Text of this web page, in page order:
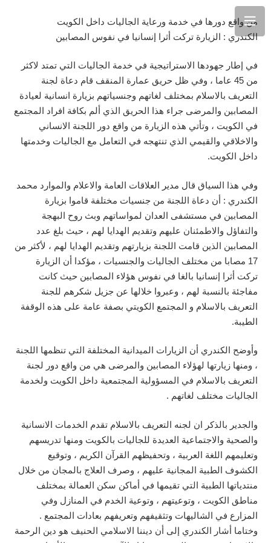
من واقع دورها في خدمة ورعاية الجاليات داخل الكويت
الكندري : الزيارة تركت أثرا إنسانيا في نفوس المصابين
في إطار جهودها الاستراتيجية في خدمة الجاليات التي تمتد لاكثر
من 45 عاما ، وفي ظل حريق عمارة المنقف قام دعاة لجنة
التعريف بالاسلام بمختلف لغاتهم وجنسياتهم بزيارة انسانية لعيادة
المصابين والمرضى جراء هذا الحريق الذي ألم بكافة افراد المجتمع
في الكويت ، وتأتي هذه الزيارة من واقع دور اللجنة الانساني
والاخلاقي والقيمي الذي تنتهجه في التعامل مع الجاليات وخدمتها
داخل الكويت.
وفي هذا السياق قال مدير العلاقات العامة والاعلام والموارد محمد
الكندري : أن دعاة اللجنة من جنسيات مختلفة قاموا بزيارة
المصابين في مستشفى العدان لمواساتهم وبث روح البهجة
والتفاؤل والاطمئنان عليهم وتقديم الهدايا لهم ، حيث بلغ عدد
المصابين الذين قامت اللجنة بزيارتهم وتقديم الهدايا لهم ، لأكثر من
17 مصابا من مختلف الجاليات والجنسيات ، مؤكدا أن الزيارة
تركت أثرا إنسانيا بالغا في نفوس هؤلاء المصابين حيث كانت
مفاجئة بالنسبة لهم ، وعبروا خلالها عن جزيل شكرهم للجنة
التعريف بالاسلام و المجتمع الكويتي بصفة عامة على هذه الوقفة
الطيبة.
وأوضح الكندري أن الزيارات الميدانية المختلفة التي تنظمها اللجنة
، ومنها زيارتها لهؤلاء المصابين والمرضى هي من واقع دور لجنة
التعريف بالاسلام في المسؤولية المجتمعية داخل الكويت ولخدمة
الجاليات مختلف لغاتهم .
والجدير بالذكر ان لجنه التعريف بالاسلام تقدم الخدمات الانسانية
والصحية والاجتماعية العديدة للجاليات بالكويت ومنها تدريسهم
وتعليمهم اللغة العربية ، وتحفيظهم القرآن الكريم ، وتوقيع
الكشوف الطبية المجانية عليهم ، وصرف العلاج بالمجان من خلال
منتدياتها الطبية التي تقيمها في أماكن سكن العمالة بمختلف
مناطق الكويت ، وتوعيتهم ، وتوعية الخدم في المنازل وفي
المزارع في الشاليهات وتثقيفهم وتعريفهم بعادات المجتمع .
وختاما أشار الكندري إلى أن ديننا الاسلامي الحنيف هو دين الرحمة